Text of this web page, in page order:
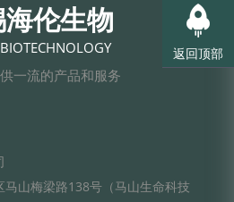
伦生物
一流的产品和服务
山梅梁路138号（马山生命科技
返回顶部